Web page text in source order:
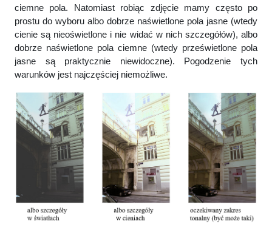
ciemne pola. Natomiast robiąc zdjęcie mamy często po
prostu do wyboru albo dobrze naświetlone pola jasne (wtedy
cienie są nieoświetlone i nie widać w nich szczegółów), albo
dobrze naświetlone pola ciemne (wtedy prześwietlone pola
jasne są praktycznie niewidoczne). Pogodzenie tych
warunków jest najczęściej niemożliwe.